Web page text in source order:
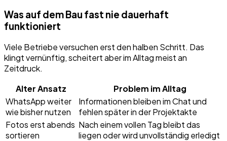
Was auf dem Bau fast nie dauerhaft
funktioniert
Viele Betriebe versuchen erst den halben Schritt. Das
klingt vernünftig, scheitert aber im Alltag meist an
Zeitdruck.
Alter Ansatz
Problem im Alltag
WhatsApp weiter
wie bisher nutzen
Informationen bleiben im Chat und
fehlen später in der Projektakte
Fotos erst abends
sortieren
Nach einem vollen Tag bleibt das
liegen oder wird unvollständig erledigt